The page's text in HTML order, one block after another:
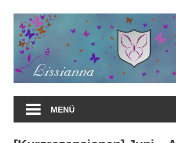
springen
MENÜ